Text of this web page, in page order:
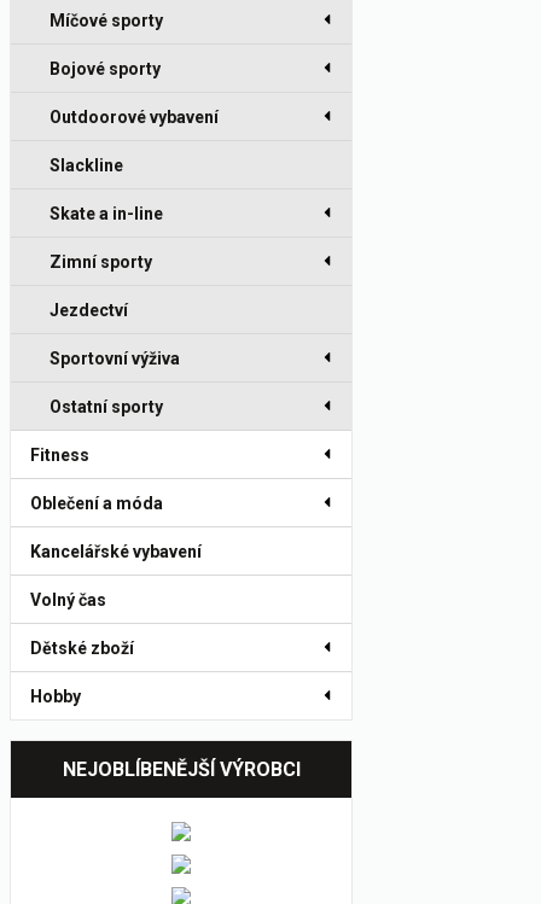
Míčové sporty
Bojové sporty
Outdoorové vybavení
Slackline
Skate a in-line
Zimní sporty
Jezdectví
Sportovní výživa
Ostatní sporty
Fitness
Oblečení a móda
Kancelářské vybavení
Volný čas
Dětské zboží
Hobby
NEJOBLÍBENĚJŠÍ VÝROBCI